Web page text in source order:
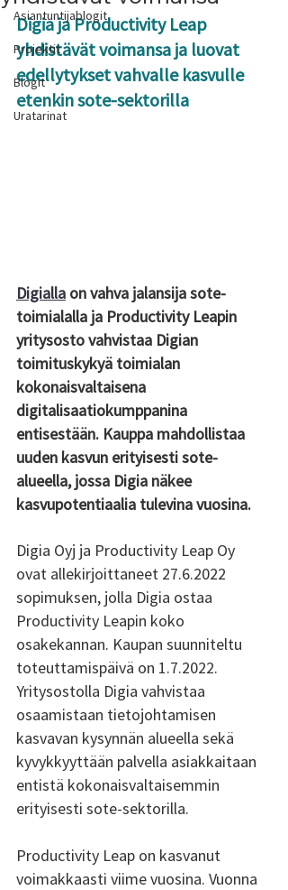
Asiantuntijablogit
Projektit
Blogit
Uratarinat
Digia ja Productivity Leap
yhdistävät voimansa ja luovat
edellytykset vahvalle kasvulle
etenkin sote-sektorilla
Digialla on vahva jalansija sote-
toimialalla ja Productivity Leapin
yritysosto vahvistaa Digian
toimituskykyä toimialan
kokonaisvaltaisena
digitalisaatiokumppanina
entisestään. Kauppa mahdollistaa
uuden kasvun erityisesti sote-
alueella, jossa Digia näkee
kasvupotentiaalia tulevina vuosina.
Digia Oyj ja Productivity Leap Oy
ovat allekirjoittaneet 27.6.2022
sopimuksen, jolla Digia ostaa
Productivity Leapin koko
osakekannan. Kaupan suunniteltu
toteuttamispäivä on 1.7.2022.
Yritysostolla Digia vahvistaa
osaamistaan tietojohtamisen
kasvavan kysynnän alueella sekä
kyvykkyyttään palvella asiakkaitaan
entistä kokonaisvaltaisemmin
erityisesti sote-sektorilla.
Productivity Leap on kasvanut
voimakkaasti viime vuosina. Vuonna